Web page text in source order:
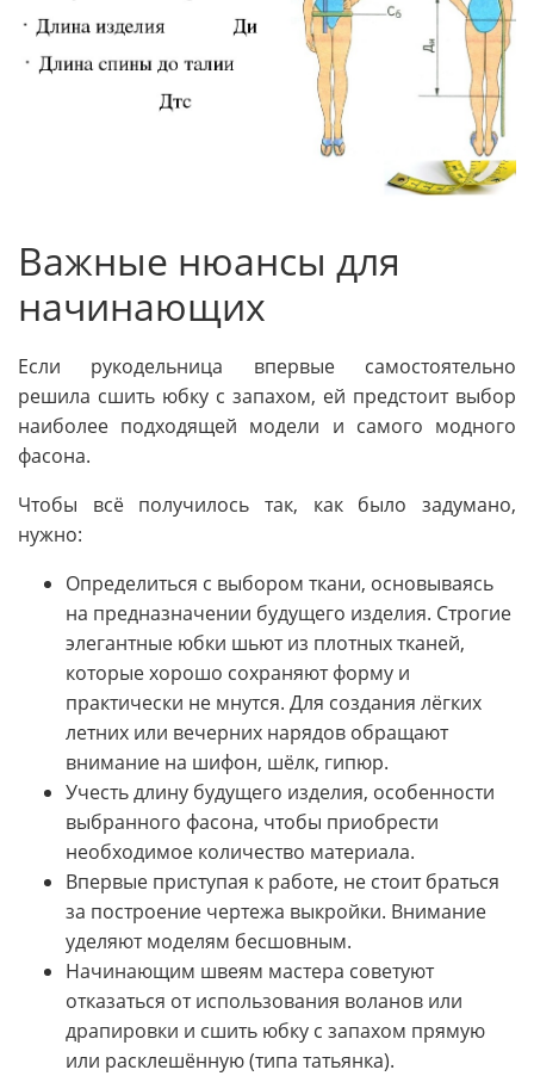
Важные нюансы для
начинающих
Если рукодельница впервые самостоятельно
решила сшить юбку с запахом, ей предстоит выбор
наиболее подходящей модели и самого модного
фасона.
Чтобы всё получилось так, как было задумано,
нужно:
Определиться с выбором ткани, основываясь
на предназначении будущего изделия. Строгие
элегантные юбки шьют из плотных тканей,
которые хорошо сохраняют форму и
практически не мнутся. Для создания лёгких
летних или вечерних нарядов обращают
внимание на шифон, шёлк, гипюр.
Учесть длину будущего изделия, особенности
выбранного фасона, чтобы приобрести
необходимое количество материала.
Впервые приступая к работе, не стоит браться
за построение чертежа выкройки. Внимание
уделяют моделям бесшовным.
Начинающим швеям мастера советуют
отказаться от использования воланов или
драпировки и сшить юбку с запахом прямую
или расклешённую (типа татьянка).